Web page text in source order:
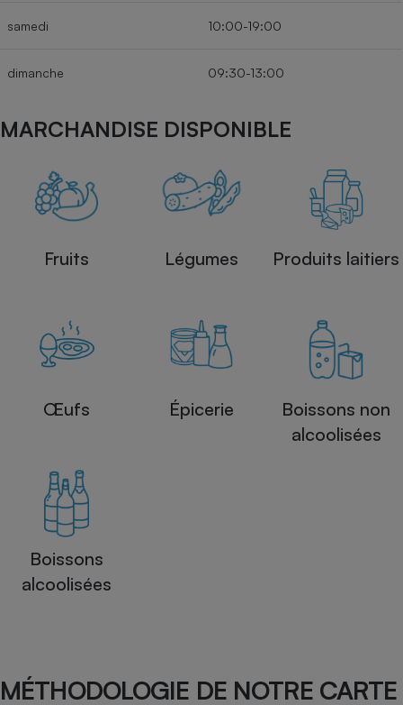
samedi 10:00-19:00
dimanche 09:30-13:00
MARCHANDISE DISPONIBLE
Fruits Légumes Produits laitiers
Œufs Épicerie
Boissons non
alcoolisées
Boissons
alcoolisées
MÉTHODOLOGIE DE NOTRE CARTE